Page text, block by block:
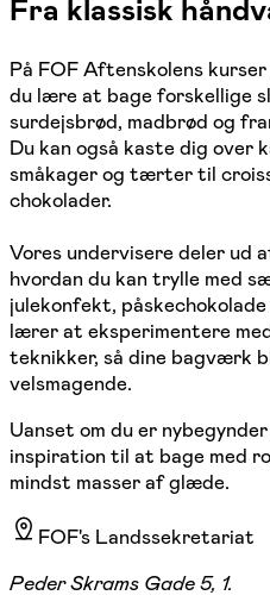
Fra klassisk
På FOF Aftenskolens
du lære at bage forskellige
surdejsbrød, madbrød og
Du kan også kaste dig over
småkager og tærter til
chokolader.
Vores undervisere deler ud
hvordan du kan trylle med
julekonfekt,
lærer at eksperimentere
teknikker, så dine bagværk
velsmagende.
Uanset om du er
inspiration til at bage med
mindst masser af glæde.
FOF's Landssekretariat
Peder Skrams Gade 5, 1.